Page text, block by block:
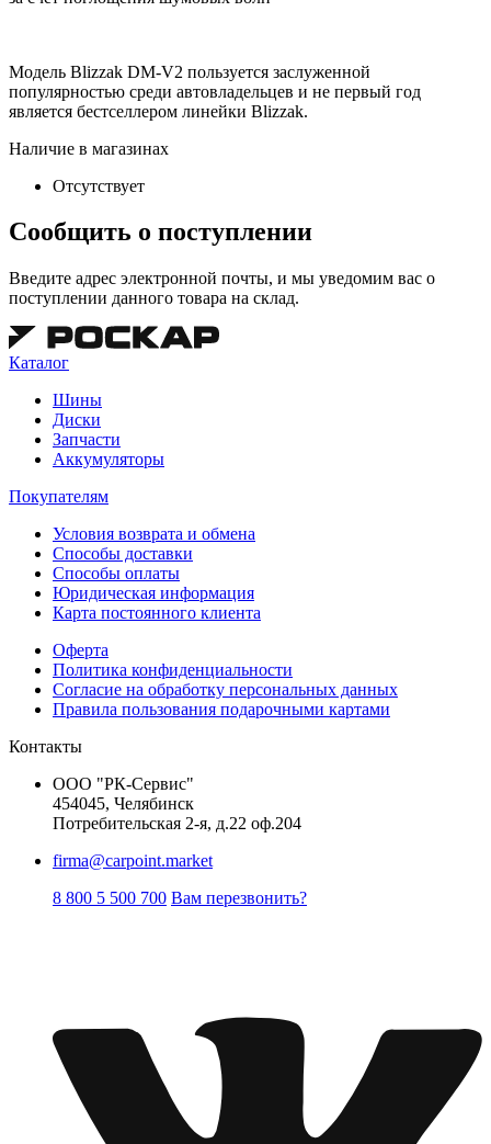
Модель Blizzak DM-V2 пользуется заслуженной
популярностью среди автовладельцев и не первый год
является бестселлером линейки Blizzak.
Наличие в магазинах
Отсутствует
Сообщить о поступлении
Введите адрес электронной почты, и мы уведомим вас о
поступлении данного товара на склад.
Каталог
Шины
Диски
Запчасти
Аккумуляторы
Покупателям
Условия возврата и обмена
Способы доставки
Способы оплаты
Юридическая информация
Карта постоянного клиента
Оферта
Политика конфиденциальности
Согласие на обработку персональных данных
Правила пользования подарочными картами
Контакты
ООО "РК-Сервис"
454045, Челябинск
Потребительская 2-я, д.22 оф.204
firma@carpoint.market
8 800 5 500 700 Вам перезвонить?